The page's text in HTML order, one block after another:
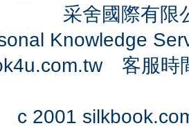
采舍國際有
Knowledge
客服時
c 2001